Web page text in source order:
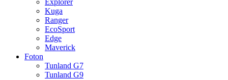
Kuga
Ranger
EcoSport
Edge
Maverick
Foton
Tunland G7
Tunland G9